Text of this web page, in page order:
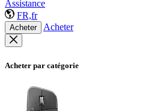
Assistance
FR,fr
Acheter Acheter
Acheter par catégorie